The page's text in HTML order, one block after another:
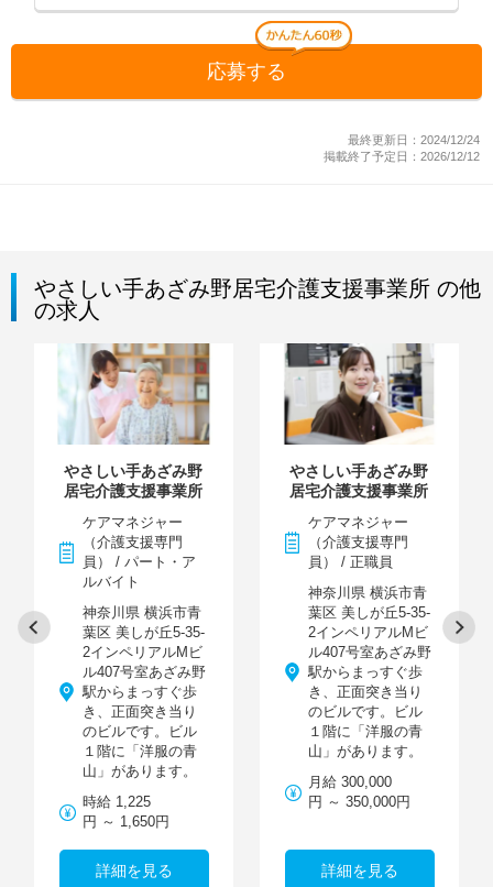
応募する
最終更新日：2024/12/24
掲載終了予定日：2026/12/12
やさしい手あざみ野居宅介護支援事業所 の他
の求人
やさしい手あざみ野
居宅介護支援事業所
ケアマネジャー
（介護支援専門
員） / パート・ア
ルバイト
神奈川県 横浜市青
葉区 美しが丘5-35-
2インペリアルMビ
ル407号室あざみ野
駅からまっすぐ歩
き、正面突き当り
のビルです。ビル
１階に「洋服の青
山」があります。
時給 1,225
円 ～ 1,650円
詳細を見る
やさしい手あざみ野
居宅介護支援事業所
ケアマネジャー
（介護支援専門
員） / 正職員
神奈川県 横浜市青
葉区 美しが丘5-35-
2インペリアルMビ
ル407号室あざみ野
駅からまっすぐ歩
き、正面突き当り
のビルです。ビル
１階に「洋服の青
山」があります。
月給 300,000
円 ～ 350,000円
詳細を見る